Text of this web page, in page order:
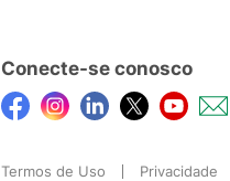
Conecte-se conosco
Termos de Uso Privacidade